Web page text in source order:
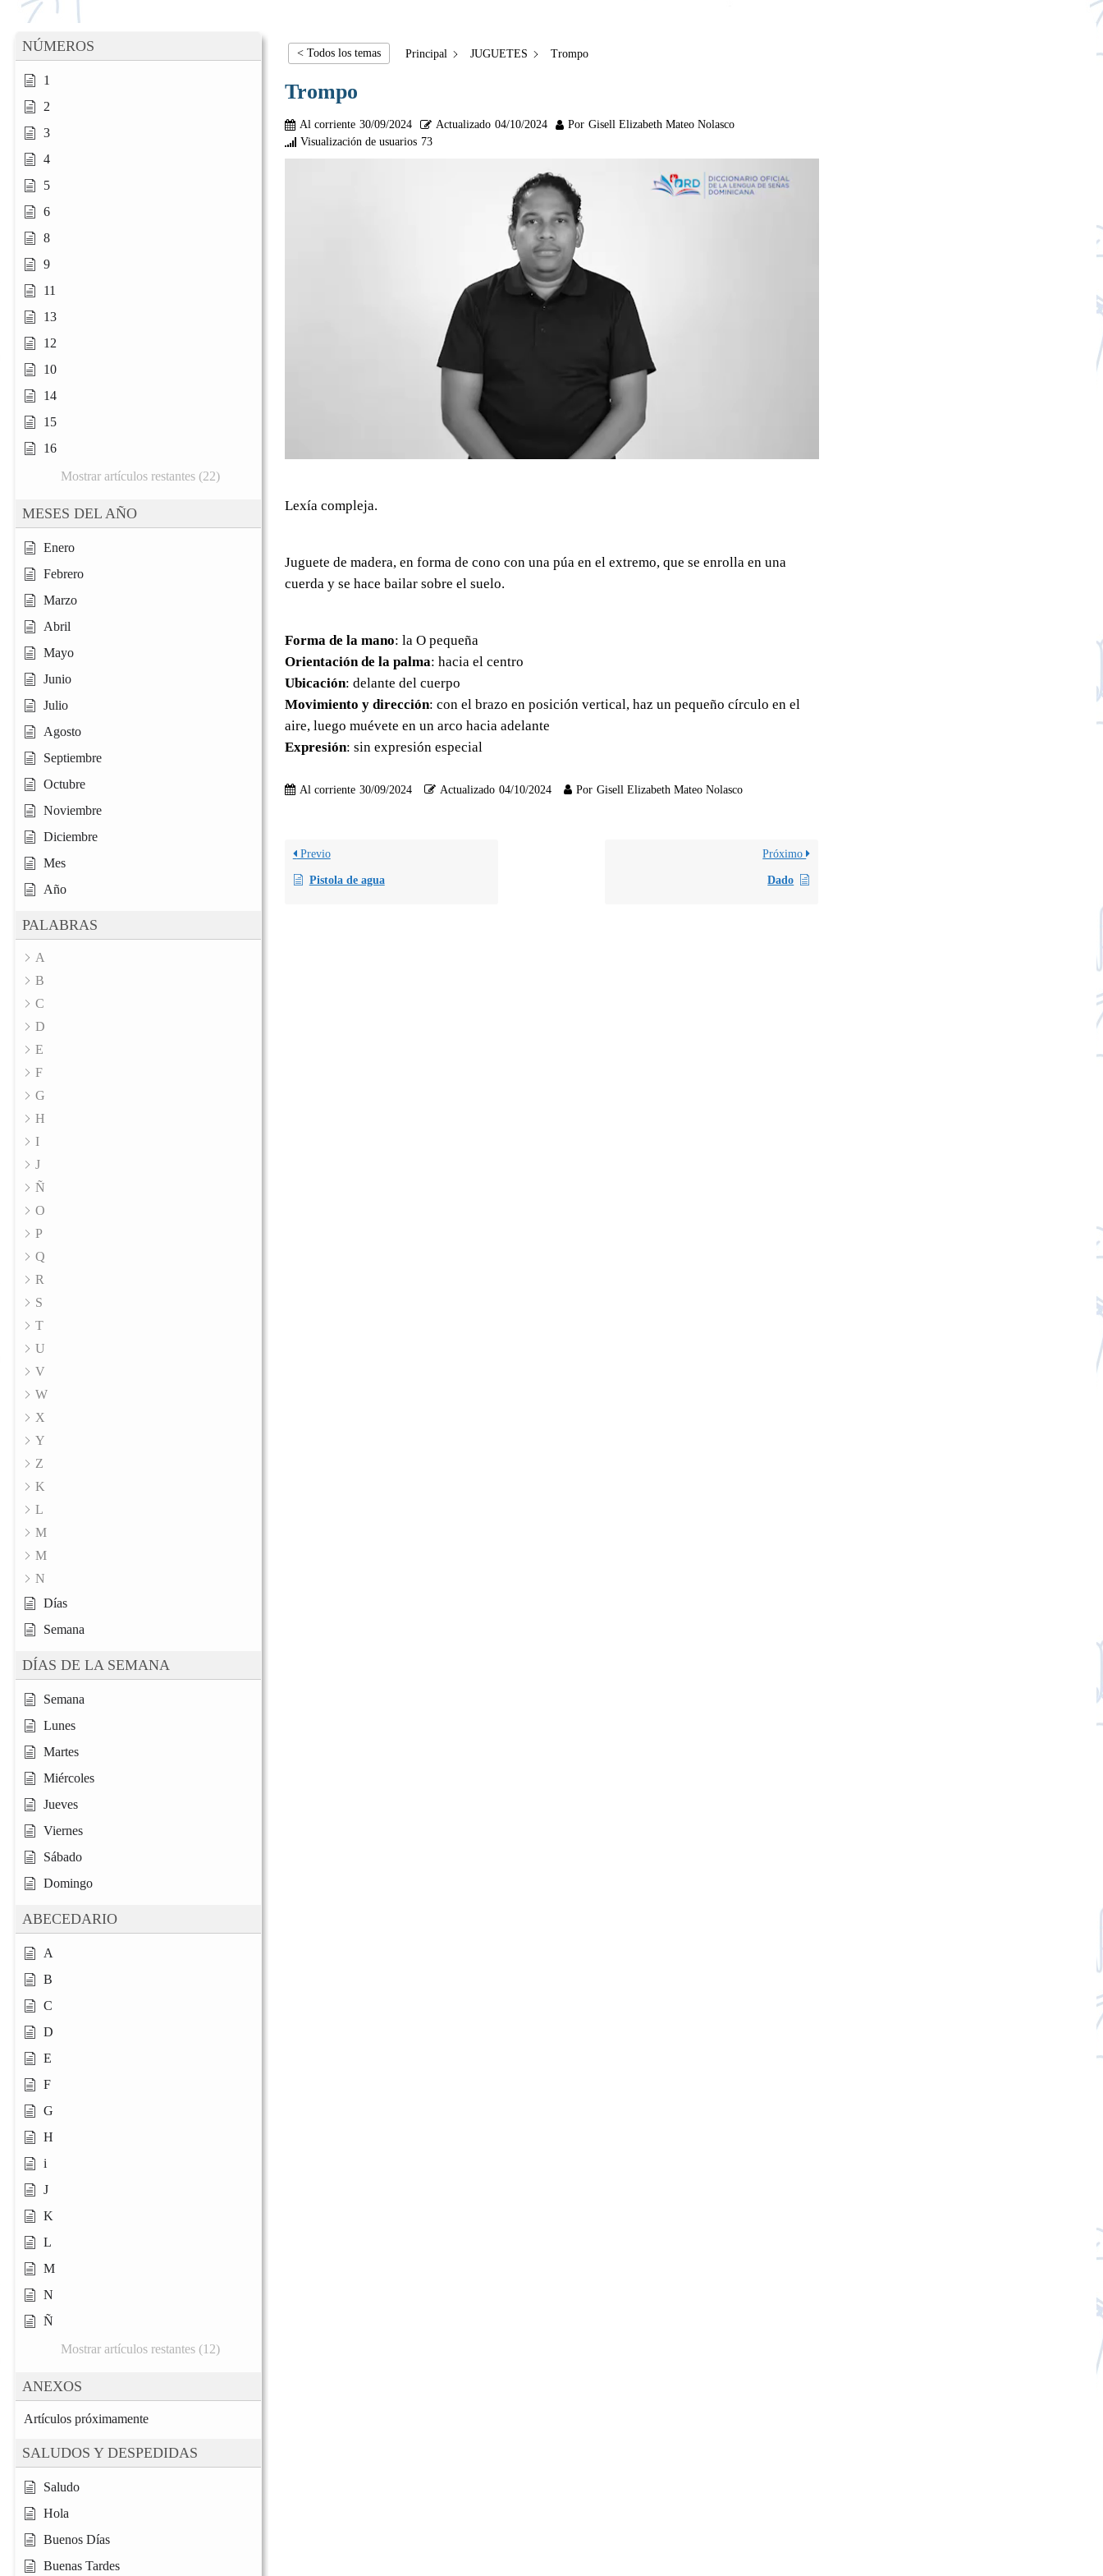
NÚMEROS
1
2
3
4
5
6
8
9
11
13
12
10
14
15
16
Mostrar artículos restantes (22)
MESES DEL AÑO
Enero
Febrero
Marzo
Abril
Mayo
Junio
Julio
Agosto
Septiembre
Octubre
Noviembre
Diciembre
Mes
Año
PALABRAS
A
B
C
D
E
F
G
H
I
J
Ñ
O
P
Q
R
S
T
U
V
W
X
Y
Z
K
L
M
M
N
Días
Semana
DÍAS DE LA SEMANA
Semana
Lunes
Martes
Miércoles
Jueves
Viernes
Sábado
Domingo
ABECEDARIO
A
B
C
D
E
F
G
H
i
J
K
L
M
N
Ñ
Mostrar artículos restantes (12)
ANEXOS
Artículos próximamente
SALUDOS Y DESPEDIDAS
Saludo
Hola
Buenos Días
Buenas Tardes
< Todos los temas Principal JUGUETES Trompo
Trompo
Al corriente 30/09/2024 Actualizado 04/10/2024 Por Gisell Elizabeth Mateo Nolasco
Visualización de usuarios 73
Lexía compleja.
Juguete de madera, en forma de cono con una púa en el extremo, que se enrolla en una
cuerda y se hace bailar sobre el suelo.
Forma de la mano: la O pequeña
Orientación de la palma: hacia el centro
Ubicación: delante del cuerpo
Movimiento y dirección: con el brazo en posición vertical, haz un pequeño círculo en el
aire, luego muévete en un arco hacia adelante
Expresión: sin expresión especial
Al corriente 30/09/2024 Actualizado 04/10/2024 Por Gisell Elizabeth Mateo Nolasco
Previo
Pistola de agua
Próximo
Dado